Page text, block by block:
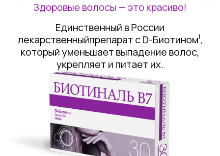
Здоровые волосы — это красиво!
Единственный в России
лекарственныйпрепарат с D-Биотином1,
которыйуменьшает выпадение волос,
укрепляет и питает их.